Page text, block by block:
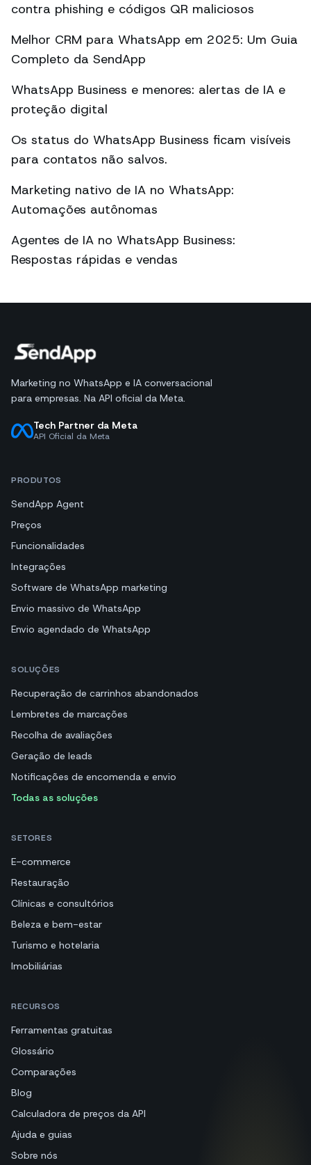
contra phishing e códigos QR maliciosos
Melhor CRM para WhatsApp em 2025: Um Guia
Completo da SendApp
WhatsApp Business e menores: alertas de IA e
proteção digital
Os status do WhatsApp Business ficam visíveis
para contatos não salvos.
Marketing nativo de IA no WhatsApp:
Automações autônomas
Agentes de IA no WhatsApp Business:
Respostas rápidas e vendas
Marketing no WhatsApp e IA conversacional
para empresas. Na API oficial da Meta.
Tech Partner da Meta
API Oficial da Meta
PRODUTOS
SendApp Agent
Preços
Funcionalidades
Integrações
Software de WhatsApp marketing
Envio massivo de WhatsApp
Envio agendado de WhatsApp
SOLUÇÕES
Recuperação de carrinhos abandonados
Lembretes de marcações
Recolha de avaliações
Geração de leads
Notificações de encomenda e envio
Todas as soluções
SETORES
E-commerce
Restauração
Clínicas e consultórios
Beleza e bem-estar
Turismo e hotelaria
Imobiliárias
RECURSOS
Ferramentas gratuitas
Glossário
Comparações
Blog
Calculadora de preços da API
Ajuda e guias
Sobre nós